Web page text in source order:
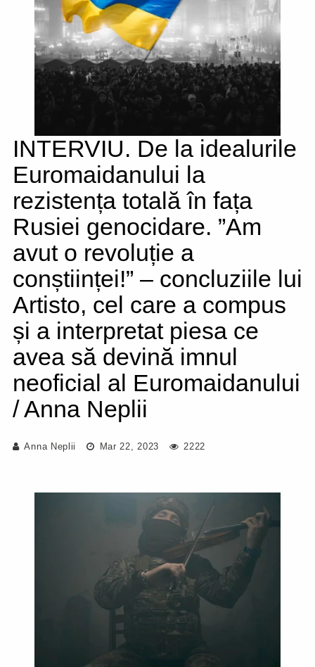
INTERVIU. De la idealurile
Euromaidanului la
rezistența totală în fața
Rusiei genocidare. ”Am
avut o revoluție a
conștiinței!” – concluziile lui
Artisto, cel care a compus
și a interpretat piesa ce
avea să devină imnul
neoficial al Euromaidanului
/ Anna Neplii
Anna Neplii Mar 22, 2023 2222